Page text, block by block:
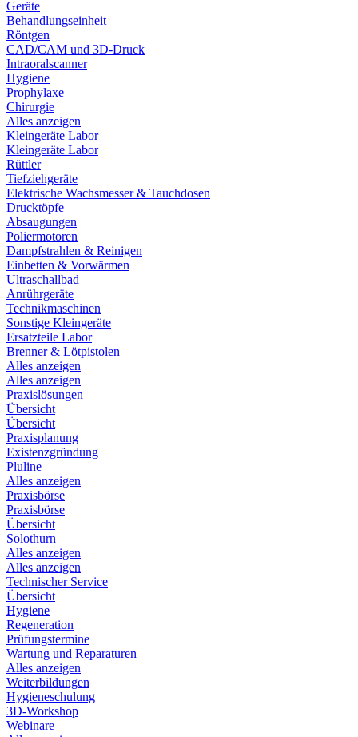
Geräte
Behandlungseinheit
Röntgen
CAD/CAM und 3D-Druck
Intraoralscanner
Hygiene
Prophylaxe
Chirurgie
Alles anzeigen
Kleingeräte Labor
Kleingeräte Labor
Rüttler
Tiefziehgeräte
Elektrische Wachsmesser & Tauchdosen
Drucktöpfe
Absaugungen
Poliermotoren
Dampfstrahlen & Reinigen
Einbetten & Vorwärmen
Ultraschallbad
Anrührgeräte
Technikmaschinen
Sonstige Kleingeräte
Ersatzteile Labor
Brenner & Lötpistolen
Alles anzeigen
Alles anzeigen
Praxislösungen
Übersicht
Übersicht
Praxisplanung
Existenzgründung
Pluline
Alles anzeigen
Praxisbörse
Praxisbörse
Übersicht
Solothurn
Alles anzeigen
Alles anzeigen
Technischer Service
Übersicht
Hygiene
Regeneration
Prüfungstermine
Wartung und Reparaturen
Alles anzeigen
Weiterbildungen
Hygieneschulung
3D-Workshop
Webinare